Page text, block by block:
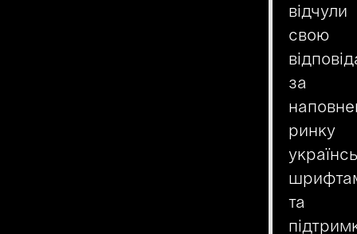
відчули
свою
за
ринку
та